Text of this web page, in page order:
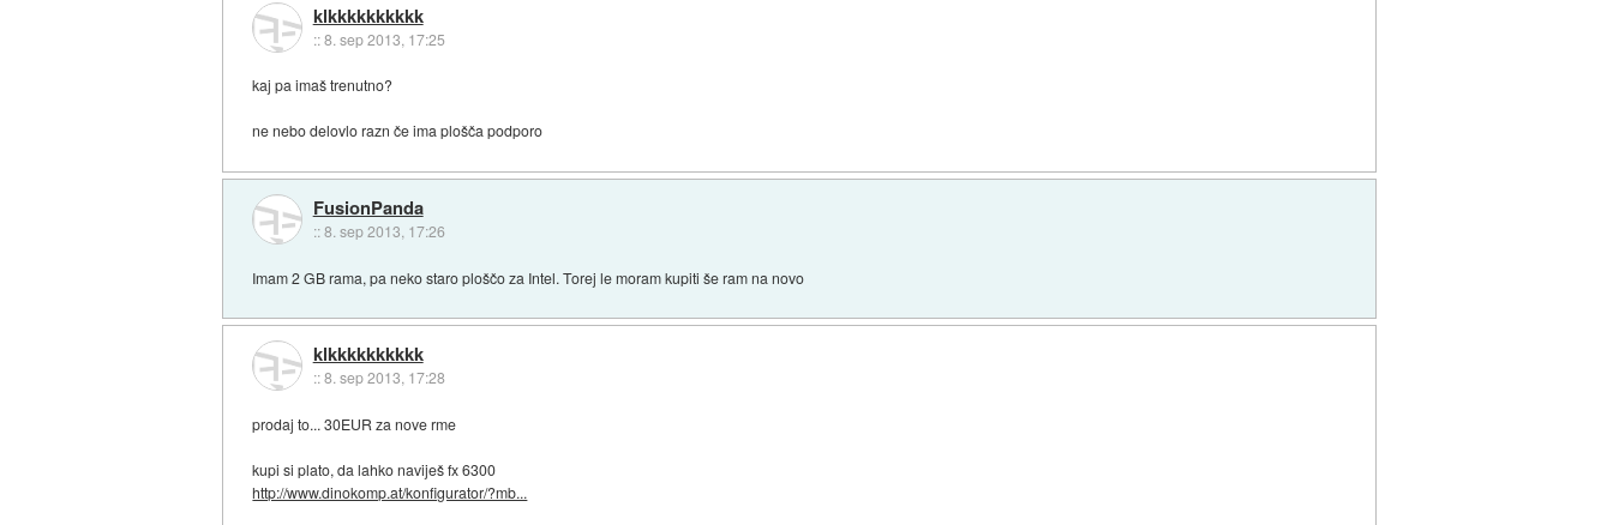
klkkkkkkkkkk
::8. sep 2013, 17:25
kaj pa imaš trenutno?
ne nebo delovlo razn če ima plošča podporo
FusionPanda
::8. sep 2013, 17:26
Imam 2 GB rama, pa neko staro ploščo za Intel. Torej le moram kupiti še ram na novo
klkkkkkkkkkk
::8. sep 2013, 17:28
prodaj to... 30EUR za nove rme
kupi si plato, da lahko naviješ fx 6300
http://www.dinokomp.at/konfigurator/?mb...